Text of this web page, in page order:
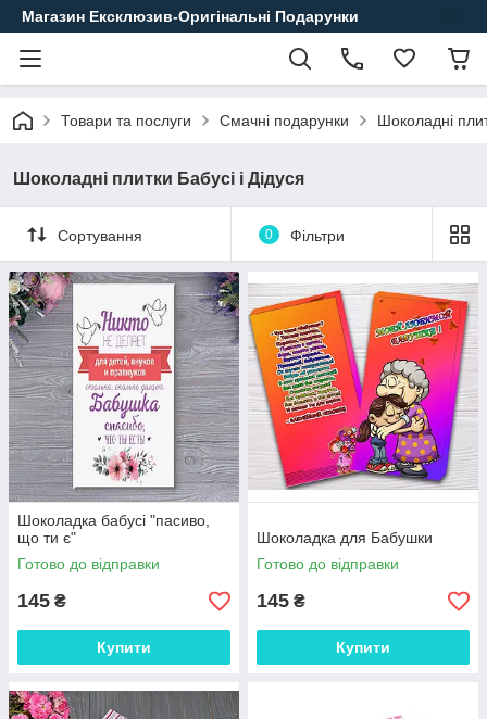
Магазин Ексклюзив-Оригінальні Подарунки
Товари та послуги Смачні подарунки Шоколадні
Шоколадні плитки Бабусі і Дідуся
Сортування 0 Фільтри
Шоколадка бабусі "пасиво,
що ти є"
Готово до відправки
145 ₴
Купити
Шоколадка для Бабушки
Готово до відправки
145 ₴
Купити